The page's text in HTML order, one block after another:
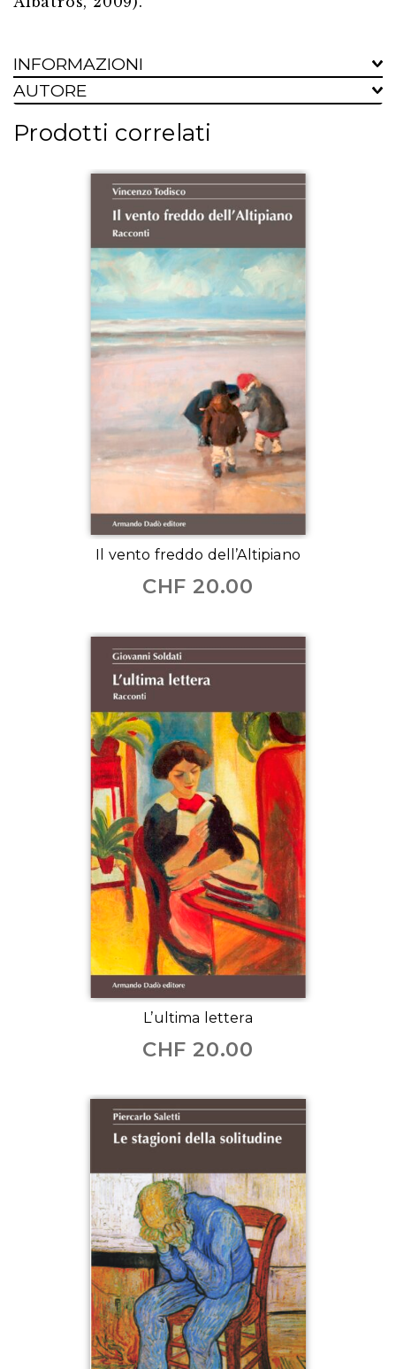
INFORMAZIONI
AUTORE
Prodotti correlati
Il vento freddo dell’Altipiano
CHF 20.00
L’ultima lettera
CHF 20.00